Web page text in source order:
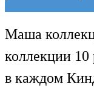
Маша
коллекции 10
в каждом